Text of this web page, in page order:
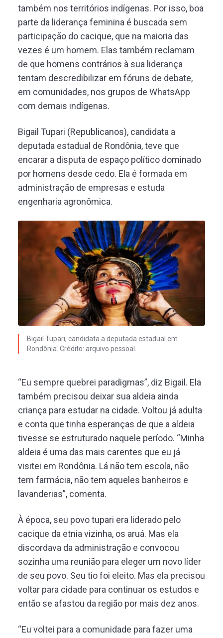
também nos territórios indígenas. Por isso, boa
parte da liderança feminina é buscada sem
participação do cacique, que na maioria das
vezes é um homem. Elas também reclamam
de que homens contrários à sua liderança
tentam descredibilizar em fóruns de debate,
em comunidades, nos grupos de WhatsApp
com demais indígenas.
Bigail Tupari (Republicanos), candidata a
deputada estadual de Rondônia, teve que
encarar a disputa de espaço político dominado
por homens desde cedo. Ela é formada em
administração de empresas e estuda
engenharia agronômica.
Bigail Tupari, candidata a deputada estadual em
Rondônia. Crédito: arquivo pessoal.
“Eu sempre quebrei paradigmas”, diz Bigail. Ela
também precisou deixar sua aldeia ainda
criança para estudar na cidade. Voltou já adulta
e conta que tinha esperanças de que a aldeia
tivesse se estruturado naquele período. “Minha
aldeia é uma das mais carentes que eu já
visitei em Rondônia. Lá não tem escola, não
tem farmácia, não tem aqueles banheiros e
lavanderias”, comenta.
À época, seu povo tupari era liderado pelo
cacique da etnia vizinha, os aruá. Mas ela
discordava da administração e convocou
sozinha uma reunião para eleger um novo líder
de seu povo. Seu tio foi eleito. Mas ela precisou
voltar para cidade para continuar os estudos e
então se afastou da região por mais dez anos.
“Eu voltei para a comunidade para fazer uma